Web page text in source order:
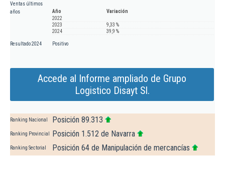
Ventas últimos
años
Año
Variación
2022
2023
9,33 %
2024
39,9 %
Resultado 2024 Positivo
Accede al Informe ampliado de Grupo
Logistico Disayt Sl.
Ranking Nacional Posición 89.313
Ranking Provincial Posición 1.512 de Navarra
Ranking Sectorial Posición 64 de Manipulación de mercancías